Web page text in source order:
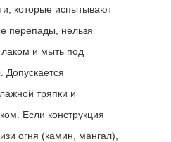
которые испытывают
перепады, нельзя
и мыть под
тряпки и
Если конструкция
огня (камин, мангал),